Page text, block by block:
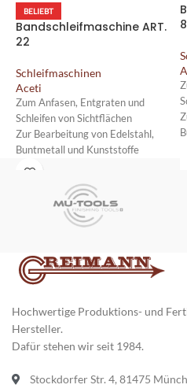
BELIEBT
Bandschleifmaschine ART.
22
Schleifmaschinen
Aceti
Zum Anfasen, Entgraten und
Schleifen von Sichtflächen
Zur Bearbeitung von Edelstahl,
Buntmetall und Kunststoffe
Für die Bearbeitung kleiner und
Robuste Tischmaschine auf vier
gummierten Füßen
Hochwertige Produktions- und
Hersteller.
Dafür stehen wir seit 1984.
Stockdorfer Str. 4, 81475